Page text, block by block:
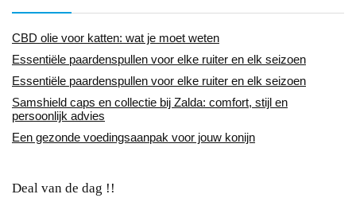
CBD olie voor katten: wat je moet weten
Essentiële paardenspullen voor elke ruiter en elk seizoen
Essentiële paardenspullen voor elke ruiter en elk seizoen
Samshield caps en collectie bij Zalda: comfort, stijl en
persoonlijk advies
Een gezonde voedingsaanpak voor jouw konijn
Deal van de dag !!